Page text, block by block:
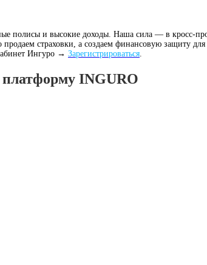
полисы и высокие доходы. Наша сила — в
страховки, а создаем финансовую защиту
Ингуро → Зарегистрироваться.
INGURO